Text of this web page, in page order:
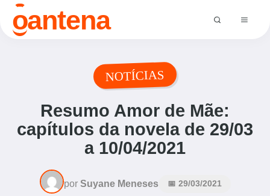
oantena
NOTÍCIAS
Resumo Amor de Mãe:
capítulos da novela de 29/03
a 10/04/2021
por Suyane Meneses 📅 29/03/2021